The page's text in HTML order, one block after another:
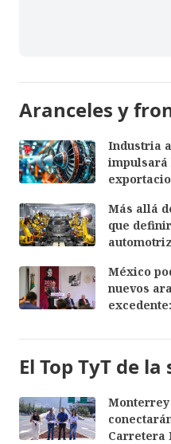
Aranceles y
Industria
impulsará
Más allá
que
México
nuevos
El Top TyT de
Carretera